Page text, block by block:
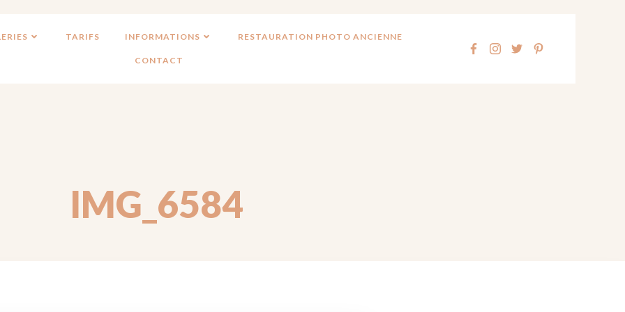
TARIFS INFORMATIONS RESTAURATION PHOTO ANCIENNE
CONTACT
IMG_6584